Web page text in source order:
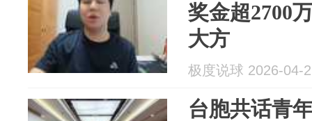
奖金超2700
大方
极度说球 2026-04-
台胞共话青